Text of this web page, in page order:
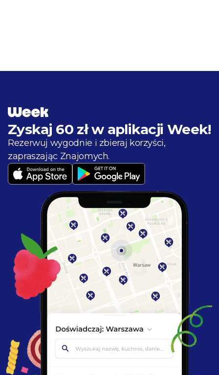
Zyskaj 60 zł w aplikacji Week!
Rezerwuj wygodnie i zbieraj korzyści,
zapraszając Znajomych.